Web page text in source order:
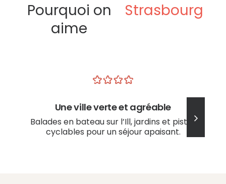
Pourquoi on
aime
Strasbourg
Une ville verte et agréable
Balades en bateau sur l’Ill, jardins et pistes
cyclables pour un séjour apaisant.